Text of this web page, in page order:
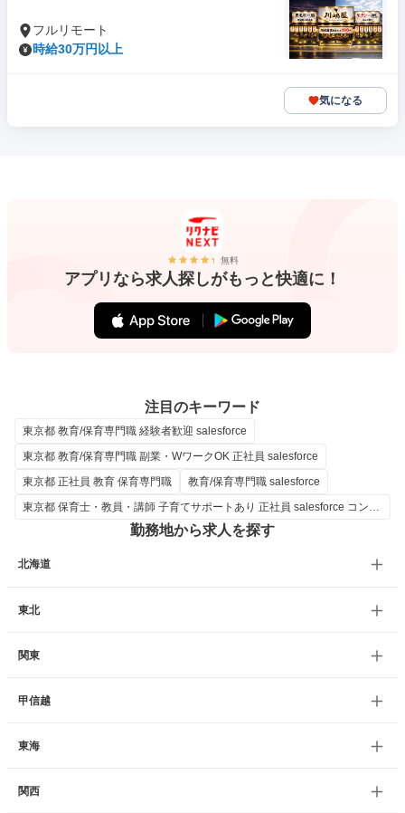
フルリモート
時給30万円以上
気になる
無料
アプリなら求人探しがもっと快適に！
注目のキーワード
東京都 教育/保育専門職 経験者歓迎 salesforce
東京都 教育/保育専門職 副業・WワークOK 正社員 salesforce
東京都 正社員 教育 保育専門職
教育/保育専門職 salesforce
東京都 保育士・教員・講師 子育てサポートあり 正社員 salesforce コンサルタント
勤務地から求人を探す
北海道
東北
関東
甲信越
東海
関西